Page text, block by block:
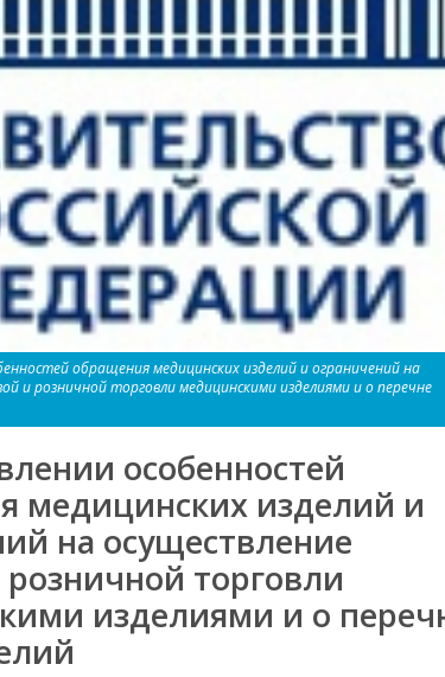
обращения медицинских изделий и ограничений на
и розничной торговли медицинскими изделиями и о перечне
особенностей
медицинских изделий и
на осуществление
торговли
изделиями и о